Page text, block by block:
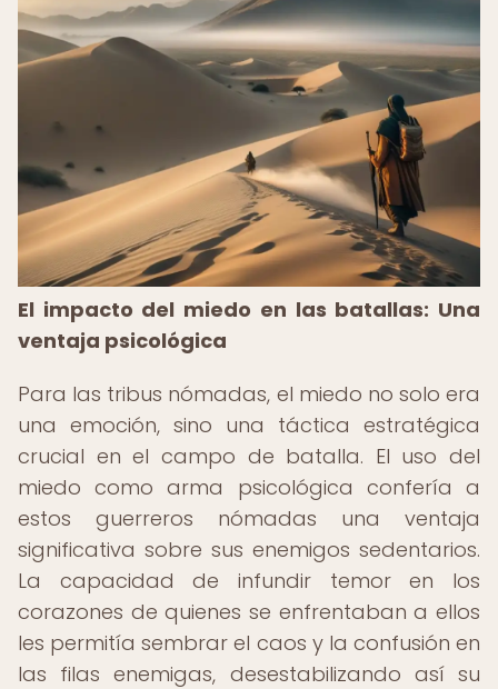
El impacto del miedo en las batallas: Una
ventaja psicológica
Para las tribus nómadas, el miedo no solo era
una emoción, sino una táctica estratégica
crucial en el campo de batalla. El uso del
miedo como arma psicológica confería a
estos guerreros nómadas una ventaja
significativa sobre sus enemigos sedentarios.
La capacidad de infundir temor en los
corazones de quienes se enfrentaban a ellos
les permitía sembrar el caos y la confusión en
las filas enemigas, desestabilizando así su